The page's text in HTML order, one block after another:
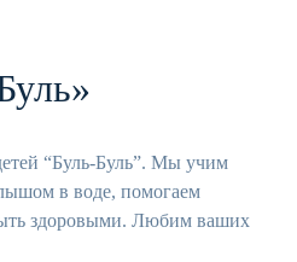
“Буль-Буль”. Мы учим
в воде, помогаем
здоровыми. Любим ваших